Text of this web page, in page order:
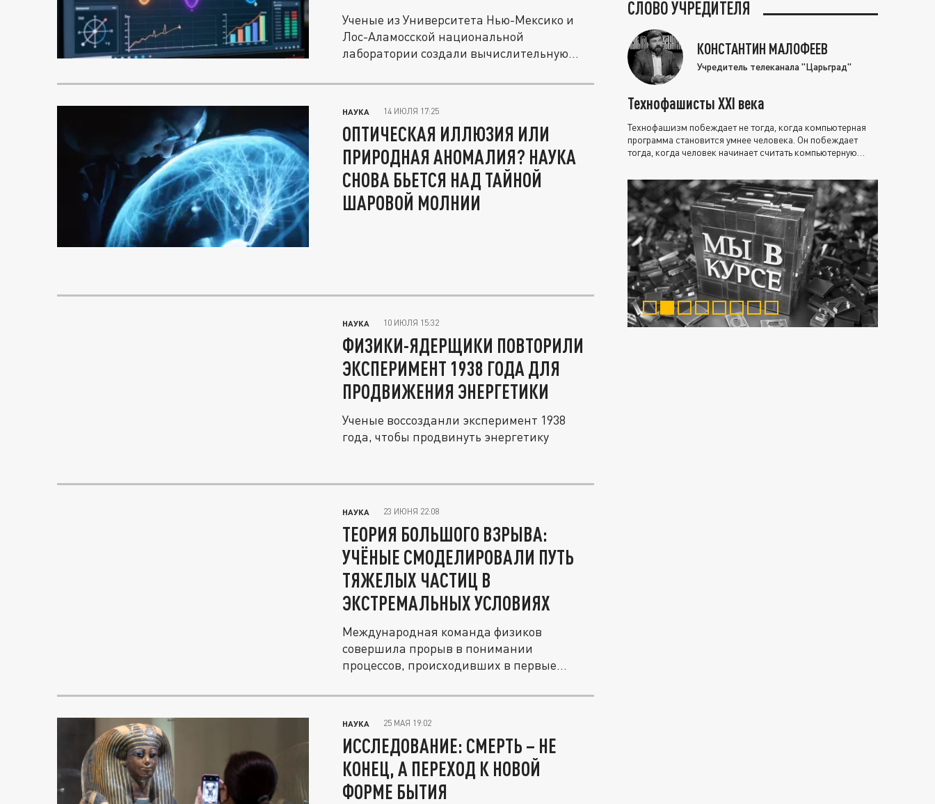
Ученые из Университета Нью-Мексико и
Лос-Аламосской национальной
лаборатории создали вычислительную
НАУКА 14 ИЮЛЯ 17:25
ОПТИЧЕСКАЯ ИЛЛЮЗИЯ ИЛИ
ПРИРОДНАЯ АНОМАЛИЯ? НАУКА
СНОВА БЬЕТСЯ НАД ТАЙНОЙ
ШАРОВОЙ МОЛНИИ
НАУКА 10 ИЮЛЯ 15:32
ФИЗИКИ-ЯДЕРЩИКИ ПОВТОРИЛИ
ЭКСПЕРИМЕНТ 1938 ГОДА ДЛЯ
ПРОДВИЖЕНИЯ ЭНЕРГЕТИКИ
Ученые воссозданли эксперимент 1938
года, чтобы продвинуть энергетику
НАУКА 23 ИЮНЯ 22:08
ТЕОРИЯ БОЛЬШОГО ВЗРЫВА:
УЧЁНЫЕ СМОДЕЛИРОВАЛИ ПУТЬ
ТЯЖЕЛЫХ ЧАСТИЦ В
ЭКСТРЕМАЛЬНЫХ УСЛОВИЯХ
Международная команда физиков
совершила прорыв в понимании
процессов, происходивших в первые
НАУКА 25 МАЯ 19:02
ИССЛЕДОВАНИЕ: СМЕРТЬ – НЕ
КОНЕЦ, А ПЕРЕХОД К НОВОЙ
ФОРМЕ БЫТИЯ
СЛОВО УЧРЕДИТЕЛЯ
КОНСТАНТИН МАЛОФЕЕВ
Учредитель телеканала "Царьград"
Технофашисты XXI века
Технофашизм побеждает не тогда, когда компьютерная
программа становится умнее человека. Он побеждает
тогда, когда человек начинает считать компьютерную